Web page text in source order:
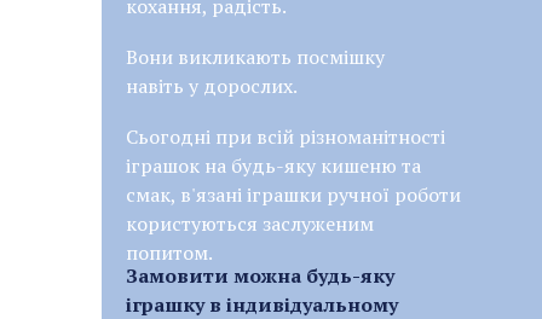
кохання, радість.
Вони викликають посмішку
навіть у дорослих.
Сьогодні при всій різноманітності
іграшок на будь-яку кишеню та
смак, в'язані іграшки ручної роботи
користуються заслуженим
попитом.
Замовити можна будь-яку
іграшку в індивідуальному